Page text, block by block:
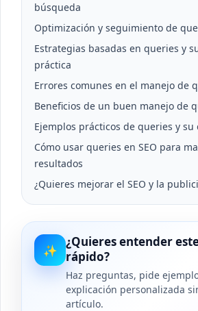
búsqueda
Optimización y seguimiento de
Estrategias basadas en queries y
práctica
Errores comunes en el manejo de
Beneficios de un buen manejo de
Ejemplos prácticos de queries y
Cómo usar queries en SEO para
resultados
¿Quieres mejorar el SEO y la
✨
¿Quieres entender
rápido?
Haz preguntas, pide
explicación personalizada
artículo.